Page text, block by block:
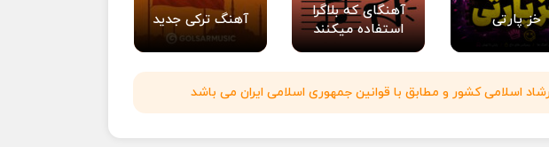
خز پارتی
آهنگای که بلاگرا
استفاده میکنند
آهنگ ترکی جدید
اسلامی کشور و مطابق با قوانین جمهوری اسلامی ایران می باشد